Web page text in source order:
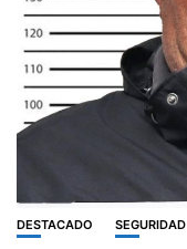
DESTACADO SEGURIDAD